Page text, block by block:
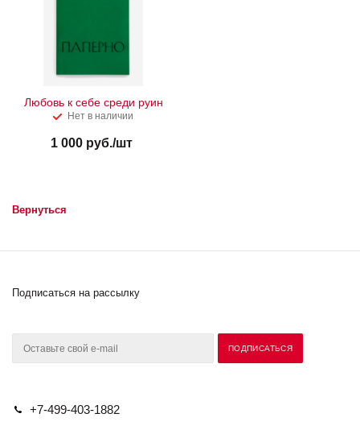
Любовь к себе среди руин
Нет в наличии
1 000 руб./шт
Вернуться
Подписаться на рассылку
+7-499-403-1882